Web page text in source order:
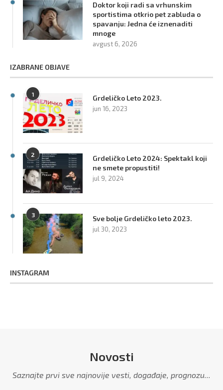
Doktor koji radi sa vrhunskim
sportistima otkrio pet zabluda o
spavanju: Jedna će iznenaditi
mnoge
avgust 6, 2026
IZABRANE OBJAVE
1 Grdeličko Leto 2023.
jun 16, 2023
2
Grdeličko Leto 2024: Spektakl koji
ne smete propustiti!
jul 9, 2024
3 Sve bolje Grdeličko leto 2023.
jul 30, 2023
INSTAGRAM
Novosti
Saznajte prvi sve najnovije vesti, događaje, prognozu...